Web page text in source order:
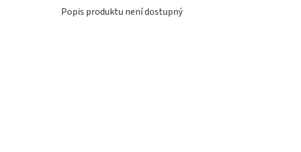
Popis produktu není dostupný